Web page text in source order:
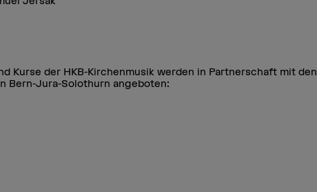
Kurse der HKB-Kirchenmusik werden in Partnerschaft mit den
Bern-Jura-Solothurn angeboten: